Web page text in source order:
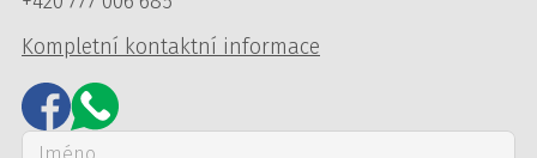
Kompletní kontaktní informace